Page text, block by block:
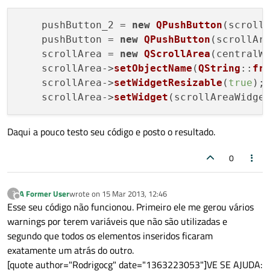
    pushButton_2 =
new QPushButton
    pushButton =
new QPushButton
    scrollArea =
new QScrollArea
    scrollArea->
setObjectName (QString ::
    scrollArea->
setWidgetResizable ( true );
    scrollArea->
setWidget
Daqui a pouco testo seu código e posto o resultado.
0
?
Offline
A Former Userwrote on 15 Mar 2013, 12:46
last edited by
Esse seu código não funcionou. Primeiro ele me gerou vários
warnings por terem variáveis que não são utilizadas e
segundo que todos os elementos inseridos ficaram
exatamente um atrás do outro.
[quote author="Rodrigocg" date="1363223053"]VE SE AJUDA: